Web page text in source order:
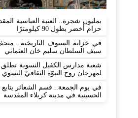
بمليون شجرة.. العتبة العباسية
حزام أخضر بطول 90 كيلومترًا
في خزانة السيوف التاريخية..
سيف السلطان سليم خان العثماني
شعبة مدارس الكفيل النسوية تطلق
لمهرجان روح النبوّة الثقافيّ النسوي
في يوم الجمعة.. قسم الشعائر
الحسينية في مدينة كربلاء المقدسة